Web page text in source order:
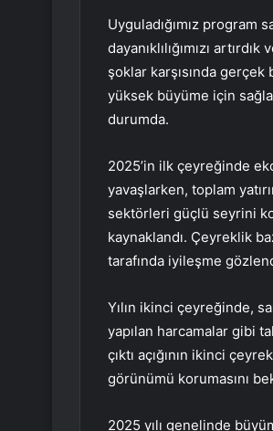
Uyguladığımız program
dayanıklılığımızı
şoklar karşısında gerçek
yüksek büyüme için
durumda.
2025’in ilk çeyreğinde
yavaşlarken, toplam
sektörleri güçlü seyrini
kaynaklandı. Çeyreklik
tarafında iyileşme
Yılın ikinci çeyreğinde,
yapılan harcamalar gibi
çıktı açığının ikinci
görünümü korumasını
2025 yılı genelinde